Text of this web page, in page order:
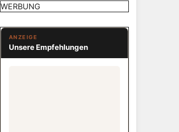
WERBUNG
ANZEIGE
Unsere Empfehlungen